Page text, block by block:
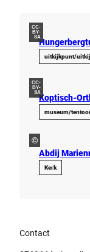
CC-
BY-
SA
uitkijkpunt/
CC-
BY-
SA
Koptisch-
museum/
©
Abdij
Kerk
Contact